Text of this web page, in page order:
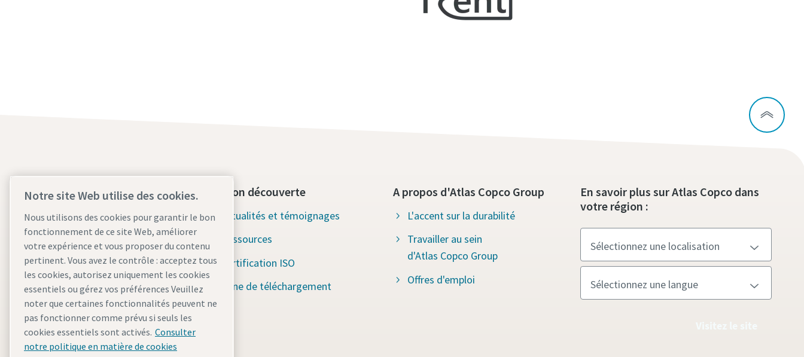
Contactez-nous dès aujourd'hui
Assistance d'urgence 24h/24 et
7j/7
Nos services
Parc
Industries
Pourquoi la location ?
Section découverte
Actualités et témoignages
Ressources
Certification ISO
Zone de téléchargement
A propos d'Atlas Copco Group
L'accent sur la durabilité
Travailler au sein
d'Atlas Copco Group
Offres d'emploi
En savoir plus sur Atlas Copco dans
votre région :
Notre site Web utilise des cookies.
Nous utilisons des cookies pour garantir le bon
fonctionnement de ce site Web, améliorer
votre expérience et vous proposer du contenu
pertinent. Vous avez le contrôle : acceptez tous
les cookies, autorisez uniquement les cookies
essentiels ou gérez vos préférences Veuillez
noter que certaines fonctionnalités peuvent ne
pas fonctionner comme prévu si seuls les
cookies essentiels sont activés. Consulter
notre politique en matière de cookies